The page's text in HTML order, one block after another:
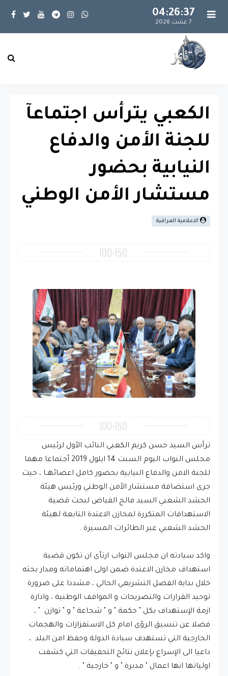
04:26:37
7 غشت 2026
الكعبي يترأس اجتماعآ
للجنة الأمن والدفاع
النيابية بحضور
مستشار الأمن الوطني
الاعلامية العراقية
ترأس السيد حسن كريم الكعبي النائب الأول لرئيس
مجلس النواب اليوم السبت 14 ايلول 2019 أجتماعا مهما
للجنة الامن والدفاع النيابية بحضور كامل اعضائهــا ، حيث
جرى استضافة مستشار الأمن الوطني ورئيس هيئة
الحشد الشعبي السيد فالح الفياض لبحث قضية
الاستهدافات المتكررة لمخازن الاعتدة التابعة لهيئة
الحشد الشعبي عبر الطائرات المسيرة .
واكد سيادته ان مجلس النواب ارتأى ان تكون قضية
استهداف مخازن الاعتدة ضمن اولى اهتماماته ومدار بحثه
خلال بداية الفصل التشريعي الحالي ، مشددا على ضرورة
توحيد القرارات والتصريحات و المواقف الوطنية ، وادارة
ازمة الإستهداف بكل " حكمة " و " شجاعة " و " توازن " ،
فضلا عن تنسيق الرؤى امام كل الاستفزازات والهجمات
الخارجية التي تستهدف سيادة الدولة وحفظ امن البلد ،
داعيا الى الإسراع بإعلان نتائج التحقيقات التي كشفت
اولياتها انها اعمال " مدبرة " و " خارجية " .